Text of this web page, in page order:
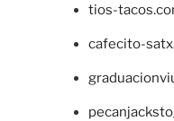
tios-
cafecito-